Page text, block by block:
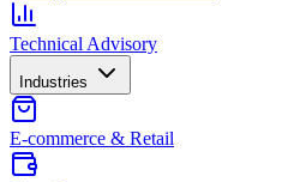
Technical Advisory
Industries
E-commerce & Retail